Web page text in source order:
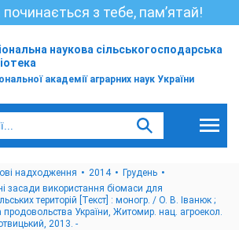
починається з тебе, пам’ятай!
наукова сільськогосподарська
академії аграрних наук України
надходження 2014
Грудень
засади використання біомаси для
територій [Текст] : моногр. / О. В. Іванюк ;
продовольства України, Житомир. нац. агроекол.
2013. -